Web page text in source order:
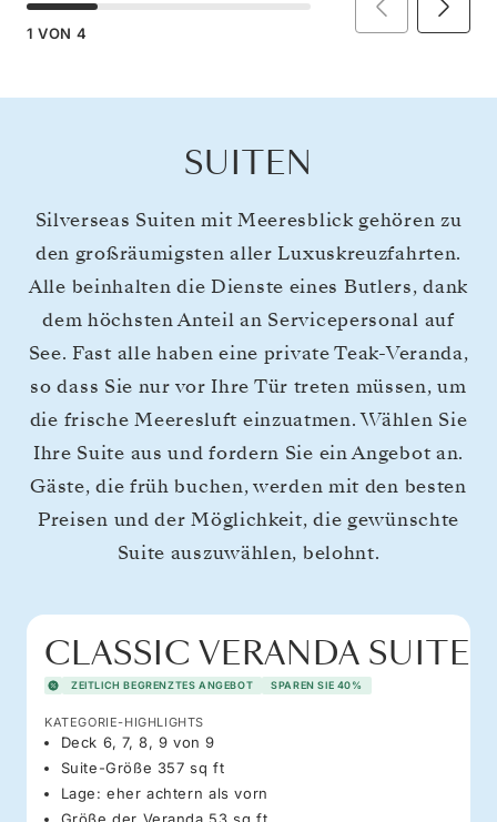
1 VON 4
SUITEN
Silverseas Suiten mit Meeresblick gehören zu
den großräumigsten aller Luxuskreuzfahrten.
Alle beinhalten die Dienste eines Butlers, dank
dem höchsten Anteil an Servicepersonal auf
See. Fast alle haben eine private Teak-Veranda,
so dass Sie nur vor Ihre Tür treten müssen, um
die frische Meeresluft einzuatmen. Wählen Sie
Ihre Suite aus und fordern Sie ein Angebot an.
Gäste, die früh buchen, werden mit den besten
Preisen und der Möglichkeit, die gewünschte
Suite auszuwählen, belohnt.
CLASSIC VERANDA SUITE
ZEITLICH BEGRENZTES ANGEBOT SPAREN SIE 40%
KATEGORIE-HIGHLIGHTS
Deck 6, 7, 8, 9 von 9
Suite-Größe 357 sq ft
Lage: eher achtern als vorn
Größe der Veranda 53 sq ft